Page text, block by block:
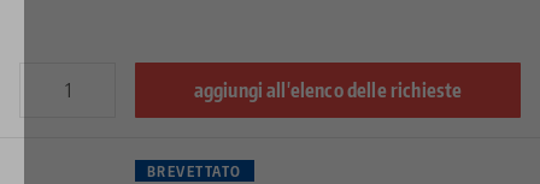
aggiungi all'elenco delle richieste
BREVETTATO